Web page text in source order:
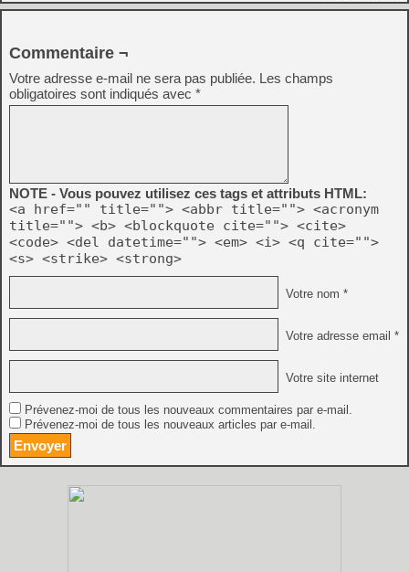
Commentaire ¬
Votre adresse e-mail ne sera pas publiée. Les champs
obligatoires sont indiqués avec *
NOTE - Vous pouvez utilisez ces tags et attributs HTML:
<a href="" title=""> <abbr title=""> <acronym
title=""> <b> <blockquote cite=""> <cite>
<code> <del datetime=""> <em> <i> <q cite="">
<s> <strike> <strong>
Votre nom *
Votre adresse email *
Votre site internet
Prévenez-moi de tous les nouveaux commentaires par e-mail.
Prévenez-moi de tous les nouveaux articles par e-mail.